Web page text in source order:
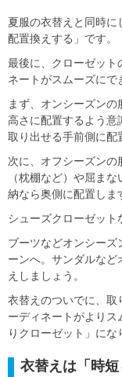
夏服の衣替えと同時に
配置換えする」です。
最後に、クローゼット
ネートがスムーズにで
まず、 オンシーズンの
高さ に配置するよう意
取り出せる手前側に配
次に、 オフシーズンの
（枕棚など）や屈ま
納なら奥側に配置しま
シューズクローゼット
ブーツなどオンシー
ーンへ。サンダルな
えしましょう。
衣替えのついでに、取
ーディネートがよりス
りクローゼット」にな
衣替えは「時